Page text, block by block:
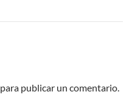
para publicar un comentario.